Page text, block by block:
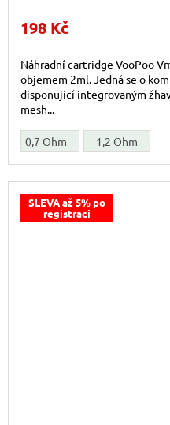
198 Kč
Náhradní cartridge VooPoo
objemem 2ml. Jedná se o
disponující integrovaným
mesh...
0,7 Ohm 1,2 Ohm
SLEVA až 5% po
registraci